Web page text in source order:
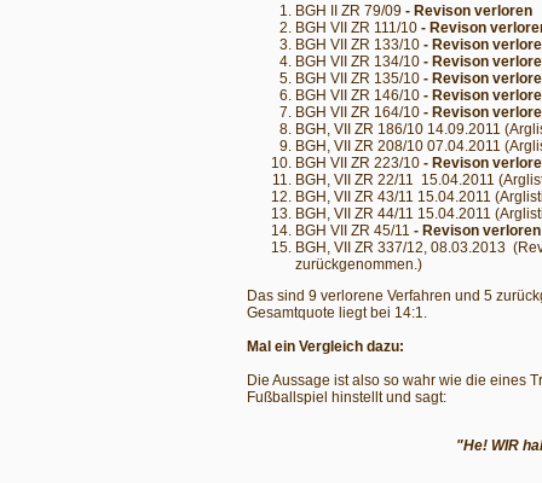
BGH II ZR 79/09 - Revison verloren
BGH VII ZR 111/10 - Revison
BGH VII ZR 133/10 - Revison
BGH VII ZR 134/10 - Revison
BGH VII ZR 135/10 - Revison
BGH VII ZR 146/10 - Revison
BGH VII ZR 164/10 - Revison
BGH, VII ZR 186/10 14.09.2011
BGH, VII ZR 208/10 07.04.2011
BGH VII ZR 223/10 - Revison
BGH, VII ZR 22/11 15.04.2011
BGH, VII ZR 43/11 15.04.2011
BGH, VII ZR 44/11 15.04.2011
BGH VII ZR 45/11 - Revison verloren
BGH, VII ZR 337/12, 08.03.2013
zurückgenommen.)
Das sind 9 verlorene Verfahren und 5
Gesamtquote liegt bei 14:1.
Mal ein Vergleich dazu:
Die Aussage ist also so wahr wie die eines
Fußballspiel hinstellt und sagt:
"He! WIR